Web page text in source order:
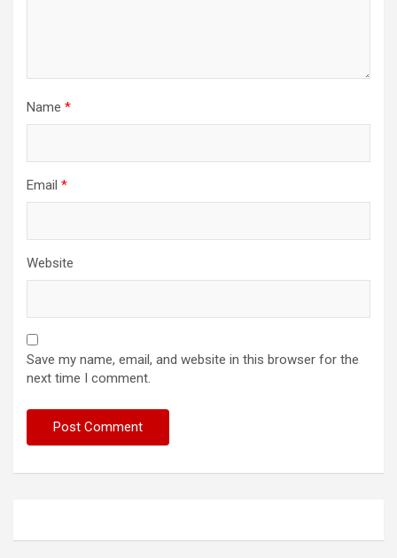
Name *
Email *
Website
Save my name, email, and website in this browser for the
next time I comment.